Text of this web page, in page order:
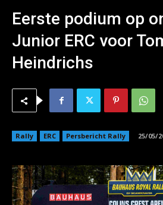
Eerste podium op
Junior ERC voor
Heindrichs
Rally ERC Persbericht Rally 25/05/